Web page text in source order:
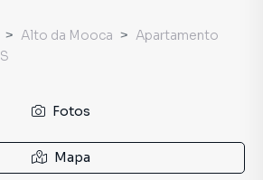
Alto da Mooca
Apartamento
Fotos
Mapa